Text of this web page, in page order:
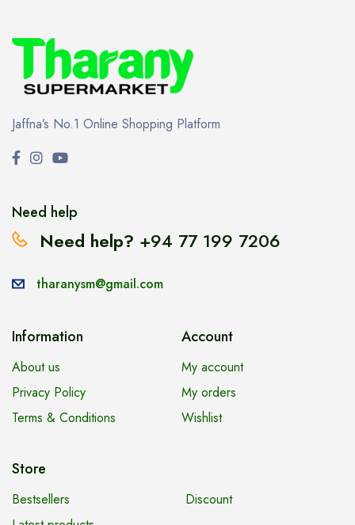
Jaffna’s No.1 Online Shopping Platform
Need help
Need help? +94 77 199 7206
tharanysm@gmail.com
Information
About us
Privacy Policy
Terms & Conditions
Account
My account
My orders
Wishlist
Store
Bestsellers
Discount